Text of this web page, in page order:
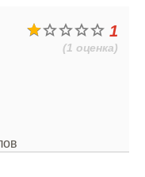
1
(1 оценка)